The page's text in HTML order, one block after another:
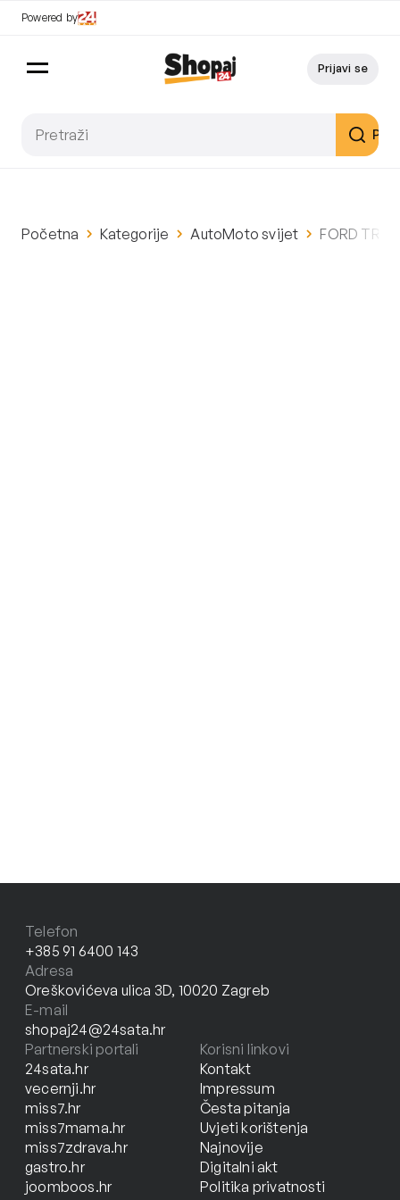
Powered by
Prijavi se
Početna Kategorije AutoMoto svijet FORD
Telefon
+385 91 6400 143
Adresa
Oreškovićeva ulica 3D, 10020 Zagreb
E-mail
shopaj24@24sata.hr
Partnerski portali
24sata.hr
vecernji.hr
miss7.hr
miss7mama.hr
miss7zdrava.hr
gastro.hr
joomboos.hr
Korisni linkovi
Kontakt
Impressum
Česta pitanja
Uvjeti korištenja
Najnovije
Digitalni akt
Politika privatnosti